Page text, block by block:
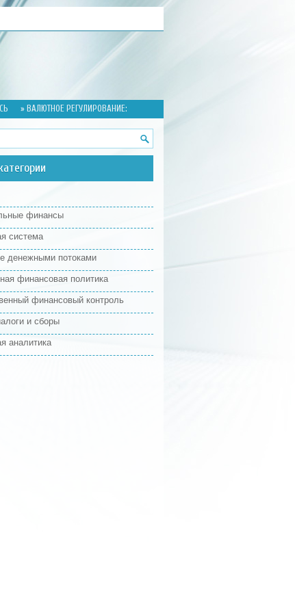
» ВАЛЮТНОЕ РЕГУЛИРОВАНИЕ:
финансы
система
денежными потоками
финансовая политика
финансовый контроль
и сборы
аналитика